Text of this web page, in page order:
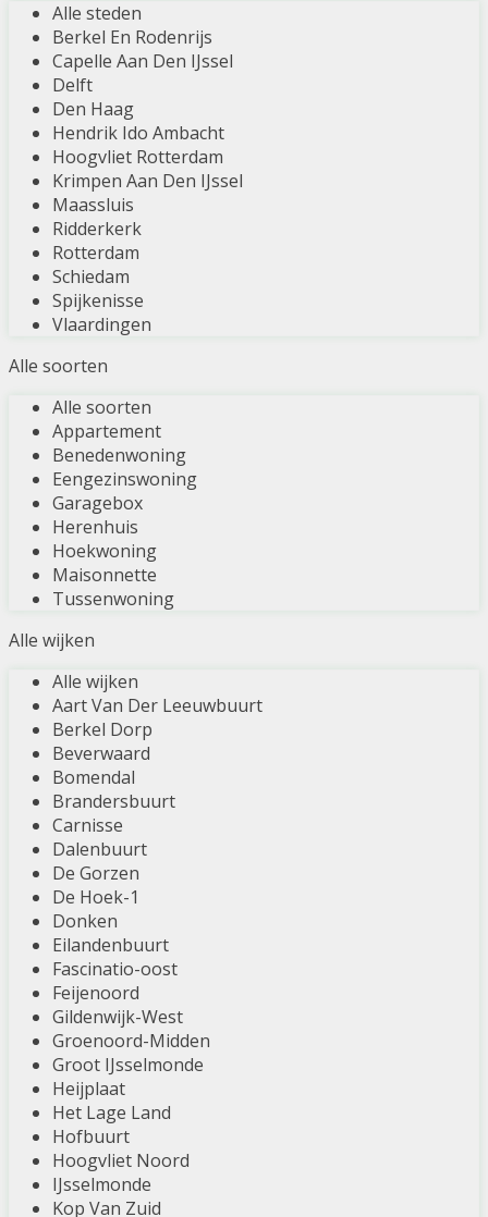
Alle steden
Berkel En Rodenrijs
Capelle Aan Den IJssel
Delft
Den Haag
Hendrik Ido Ambacht
Hoogvliet Rotterdam
Krimpen Aan Den IJssel
Maassluis
Ridderkerk
Rotterdam
Schiedam
Spijkenisse
Vlaardingen
Alle soorten
Alle soorten
Appartement
Benedenwoning
Eengezinswoning
Garagebox
Herenhuis
Hoekwoning
Maisonnette
Tussenwoning
Alle wijken
Alle wijken
Aart Van Der Leeuwbuurt
Berkel Dorp
Beverwaard
Bomendal
Brandersbuurt
Carnisse
Dalenbuurt
De Gorzen
De Hoek-1
Donken
Eilandenbuurt
Fascinatio-oost
Feijenoord
Gildenwijk-West
Groenoord-Midden
Groot IJsselmonde
Heijplaat
Het Lage Land
Hofbuurt
Hoogvliet Noord
IJsselmonde
Kop Van Zuid